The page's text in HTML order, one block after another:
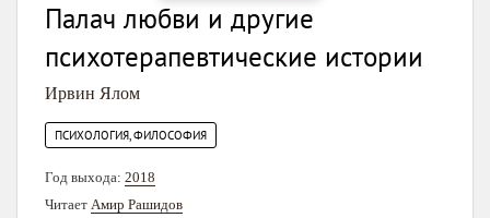
Палач любви и другие
психотерапевтические истории
Ирвин Ялом
ПСИХОЛОГИЯ, ФИЛОСОФИЯ
Год выхода: 2018
Читает Амир Рашидов